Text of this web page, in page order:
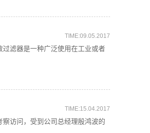
TIME:09.05.2017
滤器是一种广泛使用在工业或者
TIME:15.04.2017
访问，受到公司总经理殷鸿波的